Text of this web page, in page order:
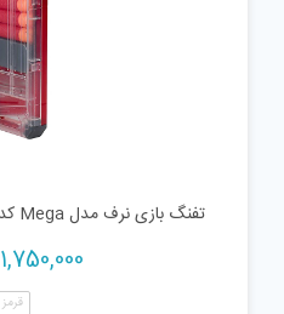
تفنگ بازی نرف مدل Mega کد 2022
1,750,000
قرمز